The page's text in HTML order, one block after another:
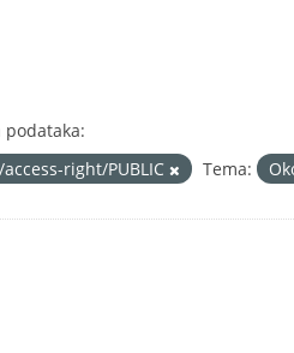
podataka:
right/PUBLIC
Tema: